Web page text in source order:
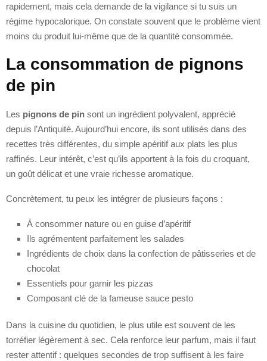
rapidement, mais cela demande de la vigilance si tu suis un
régime hypocalorique. On constate souvent que le problème vient
moins du produit lui-même que de la quantité consommée.
La consommation de pignons
de pin
Les pignons de pin sont un ingrédient polyvalent, apprécié
depuis l’Antiquité. Aujourd’hui encore, ils sont utilisés dans des
recettes très différentes, du simple apéritif aux plats les plus
raffinés. Leur intérêt, c’est qu’ils apportent à la fois du croquant,
un goût délicat et une vraie richesse aromatique.
Concrètement, tu peux les intégrer de plusieurs façons :
À consommer nature ou en guise d’apéritif
Ils agrémentent parfaitement les salades
Ingrédients de choix dans la confection de pâtisseries et de
chocolat
Essentiels pour garnir les pizzas
Composant clé de la fameuse sauce pesto
Dans la cuisine du quotidien, le plus utile est souvent de les
torréfier légèrement à sec. Cela renforce leur parfum, mais il faut
rester attentif : quelques secondes de trop suffisent à les faire